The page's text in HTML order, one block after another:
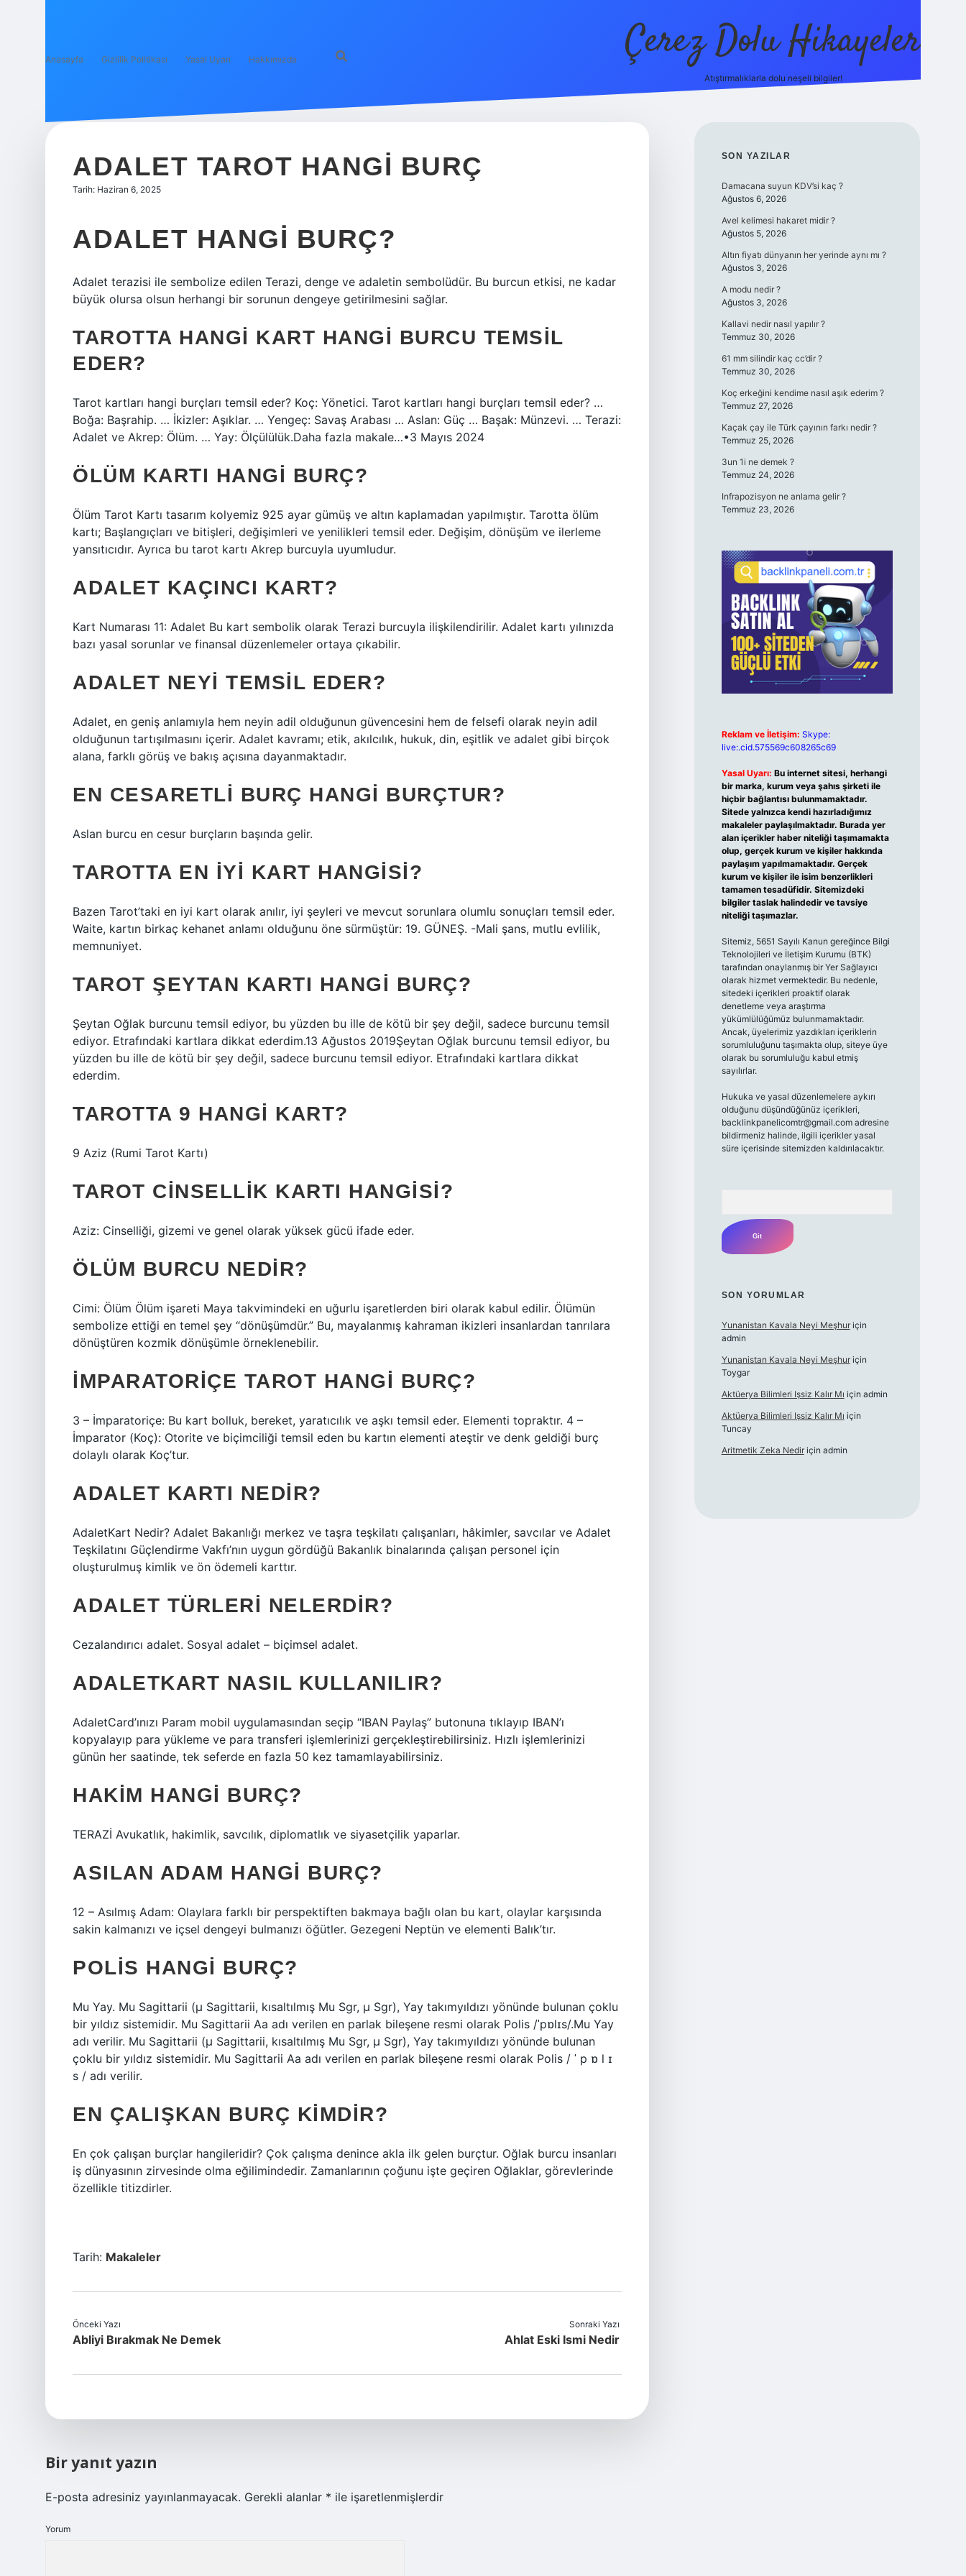
Anasayfa Gizlilik Politikası Yasal Uyarı Hakkımızda Çerez Dolu Hikayeler
Atıştırmalıklarla dolu neşeli bilgiler!
ADALET TAROT HANGI BURÇ
Tarih: Haziran 6, 2025
ADALET HANGI BURÇ?
Adalet terazisi ile sembolize edilen Terazi, denge ve adaletin sembolüdür. Bu burcun etkisi, ne kadar
büyük olursa olsun herhangi bir sorunun dengeye getirilmesini sağlar.
TAROTTA HANGI KART HANGI BURCU TEMSIL
EDER?
Tarot kartları hangi burçları temsil eder? Koç: Yönetici. Tarot kartları hangi burçları temsil eder? …
Boğa: Başrahip. … İkizler: Aşıklar. … Yengeç: Savaş Arabası … Aslan: Güç … Başak: Münzevi. … Terazi:
Adalet ve Akrep: Ölüm. … Yay: Ölçülülük.Daha fazla makale…•3 Mayıs 2024
ÖLÜM KARTI HANGI BURÇ?
Ölüm Tarot Kartı tasarım kolyemiz 925 ayar gümüş ve altın kaplamadan yapılmıştır. Tarotta ölüm
kartı; Başlangıçları ve bitişleri, değişimleri ve yenilikleri temsil eder. Değişim, dönüşüm ve ilerleme
yansıtıcıdır. Ayrıca bu tarot kartı Akrep burcuyla uyumludur.
ADALET KAÇINCI KART?
Kart Numarası 11: Adalet Bu kart sembolik olarak Terazi burcuyla ilişkilendirilir. Adalet kartı yılınızda
bazı yasal sorunlar ve finansal düzenlemeler ortaya çıkabilir.
ADALET NEYI TEMSIL EDER?
Adalet, en geniş anlamıyla hem neyin adil olduğunun güvencesini hem de felsefi olarak neyin adil
olduğunun tartışılmasını içerir. Adalet kavramı; etik, akılcılık, hukuk, din, eşitlik ve adalet gibi birçok
alana, farklı görüş ve bakış açısına dayanmaktadır.
EN CESARETLI BURÇ HANGI BURÇTUR?
Aslan burcu en cesur burçların başında gelir.
TAROTTA EN IYI KART HANGISI?
Bazen Tarot’taki en iyi kart olarak anılır, iyi şeyleri ve mevcut sorunlara olumlu sonuçları temsil eder.
Waite, kartın birkaç kehanet anlamı olduğunu öne sürmüştür: 19. GÜNEŞ. -Mali şans, mutlu evlilik,
memnuniyet.
TAROT ŞEYTAN KARTI HANGI BURÇ?
Şeytan Oğlak burcunu temsil ediyor, bu yüzden bu ille de kötü bir şey değil, sadece burcunu temsil
ediyor. Etrafındaki kartlara dikkat ederdim.13 Ağustos 2019Şeytan Oğlak burcunu temsil ediyor, bu
yüzden bu ille de kötü bir şey değil, sadece burcunu temsil ediyor. Etrafındaki kartlara dikkat
ederdim.
TAROTTA 9 HANGI KART?
9 Aziz (Rumi Tarot Kartı)
TAROT CINSELLIK KARTI HANGISI?
Aziz: Cinselliği, gizemi ve genel olarak yüksek gücü ifade eder.
ÖLÜM BURCU NEDIR?
Cimi: Ölüm Ölüm işareti Maya takvimindeki en uğurlu işaretlerden biri olarak kabul edilir. Ölümün
sembolize ettiği en temel şey “dönüşümdür.” Bu, mayalanmış kahraman ikizleri insanlardan tanrılara
dönüştüren kozmik dönüşümle örneklenebilir.
İMPARATORIÇE TAROT HANGI BURÇ?
3 – İmparatoriçe: Bu kart bolluk, bereket, yaratıcılık ve aşkı temsil eder. Elementi topraktır. 4 –
İmparator (Koç): Otorite ve biçimciliği temsil eden bu kartın elementi ateştir ve denk geldiği burç
dolaylı olarak Koç’tur.
ADALET KARTI NEDIR?
AdaletKart Nedir? Adalet Bakanlığı merkez ve taşra teşkilatı çalışanları, hâkimler, savcılar ve Adalet
Teşkilatını Güçlendirme Vakfı’nın uygun gördüğü Bakanlık binalarında çalışan personel için
oluşturulmuş kimlik ve ön ödemeli karttır.
ADALET TÜRLERI NELERDIR?
Cezalandırıcı adalet. Sosyal adalet – biçimsel adalet.
ADALETKART NASIL KULLANILIR?
AdaletCard’ınızı Param mobil uygulamasından seçip “IBAN Paylaş” butonuna tıklayıp IBAN’ı
kopyalayıp para yükleme ve para transferi işlemlerinizi gerçekleştirebilirsiniz. Hızlı işlemlerinizi
günün her saatinde, tek seferde en fazla 50 kez tamamlayabilirsiniz.
HAKIM HANGI BURÇ?
TERAZİ Avukatlık, hakimlik, savcılık, diplomatlık ve siyasetçilik yaparlar.
ASILAN ADAM HANGI BURÇ?
12 – Asılmış Adam: Olaylara farklı bir perspektiften bakmaya bağlı olan bu kart, olaylar karşısında
sakin kalmanızı ve içsel dengeyi bulmanızı öğütler. Gezegeni Neptün ve elementi Balık’tır.
POLIS HANGI BURÇ?
Mu Yay. Mu Sagittarii (μ Sagittarii, kısaltılmış Mu Sgr, μ Sgr), Yay takımyıldızı yönünde bulunan çoklu
bir yıldız sistemidir. Mu Sagittarii Aa adı verilen en parlak bileşene resmi olarak Polis /ˈpɒlɪs/.Mu Yay
adı verilir. Mu Sagittarii (μ Sagittarii, kısaltılmış Mu Sgr, μ Sgr), Yay takımyıldızı yönünde bulunan
çoklu bir yıldız sistemidir. Mu Sagittarii Aa adı verilen en parlak bileşene resmi olarak Polis / ˈ p ɒ l ɪ
s / adı verilir.
EN ÇALIŞKAN BURÇ KIMDIR?
En çok çalışan burçlar hangileridir? Çok çalışma denince akla ilk gelen burçtur. Oğlak burcu insanları
iş dünyasının zirvesinde olma eğilimindedir. Zamanlarının çoğunu işte geçiren Oğlaklar, görevlerinde
özellikle titizdirler.
Tarih: Makaleler
Önceki Yazı
Abliyi Bırakmak Ne Demek
Sonraki Yazı
Ahlat Eski Ismi Nedir
Bir yanıt yazın
E-posta adresiniz yayınlanmayacak. Gerekli alanlar * ile işaretlenmişlerdir
Yorum
SIDEBAR
SON YAZILAR
Damacana suyun KDV’si kaç ?
Ağustos 6, 2026
Avel kelimesi hakaret midir ?
Ağustos 5, 2026
Altın fiyatı dünyanın her yerinde aynı mı ?
Ağustos 3, 2026
A modu nedir ?
Ağustos 3, 2026
Kallavi nedir nasıl yapılır ?
Temmuz 30, 2026
61 mm silindir kaç cc’dir ?
Temmuz 30, 2026
Koç erkeğini kendime nasıl aşık ederim ?
Temmuz 27, 2026
Kaçak çay ile Türk çayının farkı nedir ?
Temmuz 25, 2026
3un 1i ne demek ?
Temmuz 24, 2026
Infrapozisyon ne anlama gelir ?
Temmuz 23, 2026
Reklam ve İletişim: Skype:
live:.cid.575569c608265c69
Yasal Uyarı: Bu internet sitesi, herhangi
bir marka, kurum veya şahıs şirketi ile
hiçbir bağlantısı bulunmamaktadır.
Sitede yalnızca kendi hazırladığımız
makaleler paylaşılmaktadır. Burada yer
alan içerikler haber niteliği taşımamakta
olup, gerçek kurum ve kişiler hakkında
paylaşım yapılmamaktadır. Gerçek
kurum ve kişiler ile isim benzerlikleri
tamamen tesadüfidir. Sitemizdeki
bilgiler taslak halindedir ve tavsiye
niteliği taşımazlar.
Sitemiz, 5651 Sayılı Kanun gereğince Bilgi
Teknolojileri ve İletişim Kurumu (BTK)
tarafından onaylanmış bir Yer Sağlayıcı
olarak hizmet vermektedir. Bu nedenle,
sitedeki içerikleri proaktif olarak
denetleme veya araştırma
yükümlülüğümüz bulunmamaktadır.
Ancak, üyelerimiz yazdıkları içeriklerin
sorumluluğunu taşımakta olup, siteye üye
olarak bu sorumluluğu kabul etmiş
sayılırlar.
Hukuka ve yasal düzenlemelere aykırı
olduğunu düşündüğünüz içerikleri,
backlinkpanelicomtr@gmail.comadresine
bildirmeniz halinde, ilgili içerikler yasal
süre içerisinde sitemizden kaldırılacaktır.
SON YORUMLAR
Yunanistan Kavala Neyi Meşhuriçin
admin
Yunanistan Kavala Neyi Meşhuriçin
Toygar
Aktüerya Bilimleri Işsiz Kalır Mı için admin
Aktüerya Bilimleri Işsiz Kalır Mı için
Tuncay
Aritmetik Zeka Nediriçin admin